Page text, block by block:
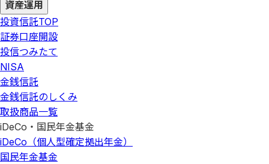
資産運用
投資信託TOP
証券口座開設
投信つみたて
NISA
金銭信託
金銭信託のしくみ
取扱商品一覧
iDeCo・国民年金基金
iDeCo（個人型確定拠出年金）
国民年金基金